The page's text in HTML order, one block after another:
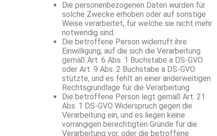
Die personenbezogenen Daten wurden für
solche Zwecke erhoben oder auf sonstige
Weise verarbeitet, für welche sie nicht mehr
notwendig sind.
Die betroffene Person widerruft ihre
Einwilligung, auf die sich die Verarbeitung
gemäß Art. 6 Abs. 1 Buchstabe a DS-GVO
oder Art. 9 Abs. 2 Buchstabe a DS-GVO
stützte, und es fehlt an einer anderweitigen
Rechtsgrundlage für die Verarbeitung.
Die betroffene Person legt gemäß Art. 21
Abs. 1 DS-GVO Widerspruch gegen die
Verarbeitung ein, und es liegen keine
vorrangigen berechtigten Gründe für die
Verarbeitung vor, oder die betroffene